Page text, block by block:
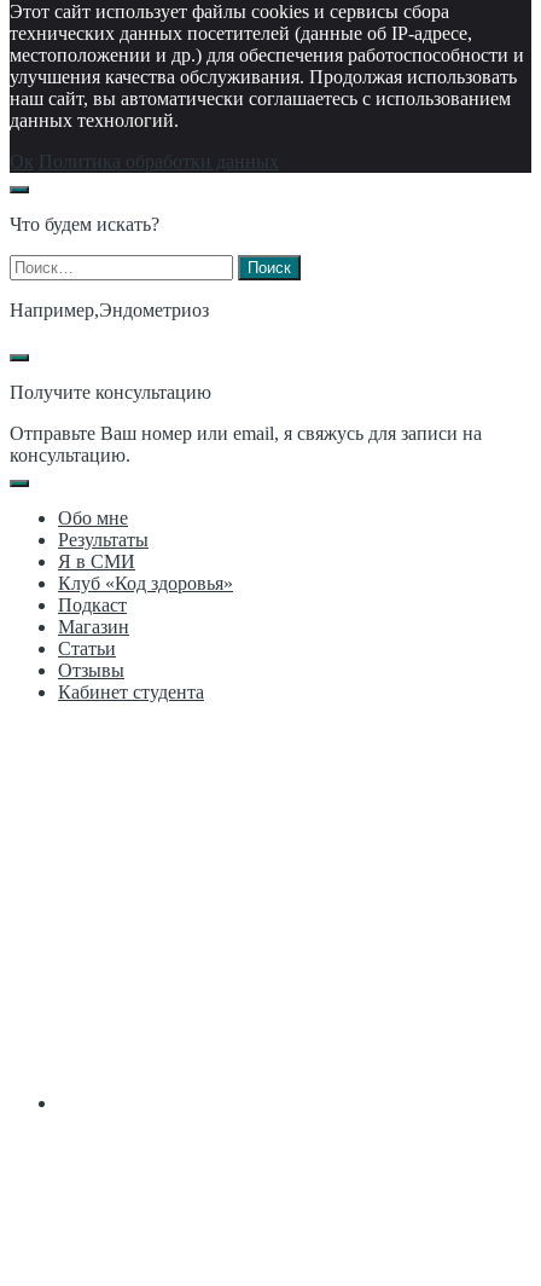
Этот сайт использует файлы cookies и сервисы сбора
технических данных посетителей (данные об IP-адресе,
местоположении и др.) для обеспечения работоспособности и
улучшения качества обслуживания. Продолжая использовать
наш сайт, вы автоматически соглашаетесь с использованием
данных технологий.
Ок Политика обработки данных
Что будем искать?
Найти:
Например,Эндометриоз
Получите консультацию
Отправьте Ваш номер или email, я свяжусь для записи на
консультацию.
Обо мне
Результаты
Я в СМИ
Клуб «Код здоровья»
Подкаст
Магазин
Статьи
Отзывы
Кабинет студента